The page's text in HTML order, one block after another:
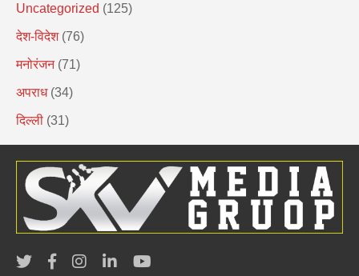
Uncategorized (125)
देश-विदेश (76)
मनोरंजन (71)
अपराध (34)
दिल्ली (31)